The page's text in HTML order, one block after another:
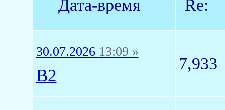
Дата-время Re:
30.07.2026 13:09 »
B2
7,933